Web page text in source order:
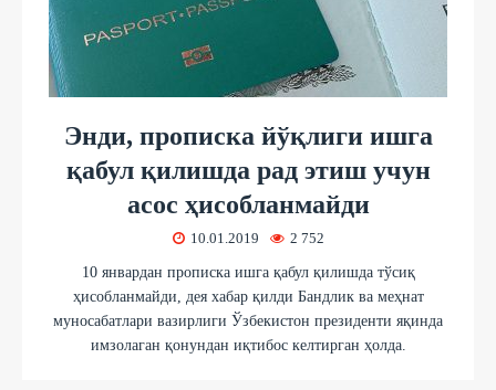
Энди, прописка йўқлиги ишга
қабул қилишда рад этиш учун
асос ҳисобланмайди
10.01.2019 2 752
10 январдан прописка ишга қабул қилишда тўсиқ
ҳисобланмайди, дея хабар қилди Бандлик ва меҳнат
муносабатлари вазирлиги Ўзбекистон президенти яқинда
имзолаган қонундан иқтибос келтирган ҳолда.